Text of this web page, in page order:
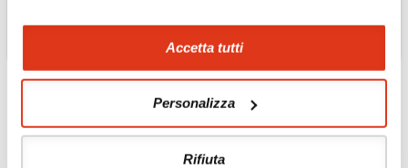
Accetta tutti
Personalizza
Rifiuta
In treno - The Indian
Adelaide - Perth e
ritorno
Lungo il tratto di ferrovia dritto più